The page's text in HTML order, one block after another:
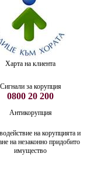
Харта на клиента
Сигнали за корупция
0800 20 200
Антикорупция
на корупцията и
на незаконно придобито
имущество